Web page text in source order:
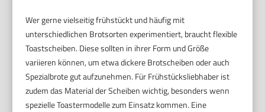
Wer gerne vielseitig frühstückt und häufig mit
unterschiedlichen Brotsorten experimentiert, braucht flexible
Toastscheiben. Diese sollten in ihrer Form und Größe
variieren können, um etwa dickere Brotscheiben oder auch
Spezialbrote gut aufzunehmen. Für Frühstücksliebhaber ist
zudem das Material der Scheiben wichtig, besonders wenn
spezielle Toastermodelle zum Einsatz kommen. Eine